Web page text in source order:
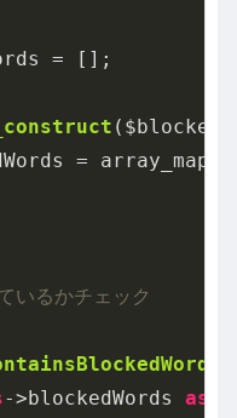
= [];
= array_map(
いるかチェック
->blockedWords as